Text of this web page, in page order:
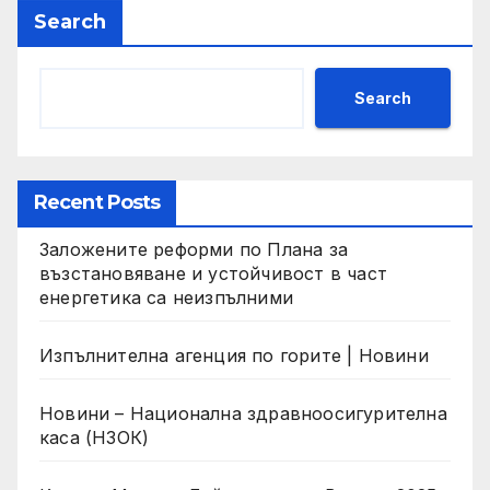
Search
Search
Recent Posts
Заложените реформи по Плана за
възстановяване и устойчивост в част
енергетика са неизпълними
Изпълнителна агенция по горите | Новини
Новини – Национална здравноосигурителна
каса (НЗОК)